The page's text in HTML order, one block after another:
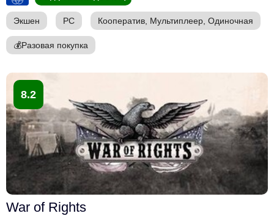
Экшен PC Кооператив, Мультиплеер, Одиночная
💰Разовая покупка
8.2
War of Rights